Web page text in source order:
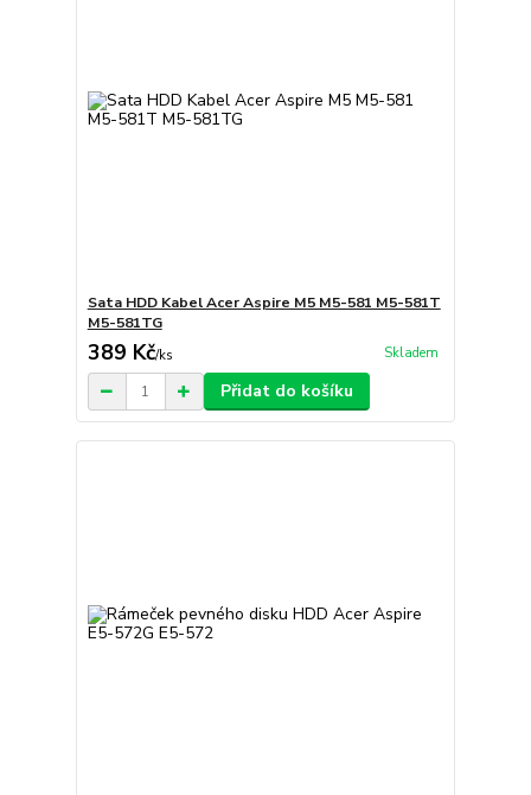
Sata HDD Kabel Acer Aspire M5 M5-581 M5-581T
M5-581TG
389 Kč/ks Skladem
Přidat do košíku